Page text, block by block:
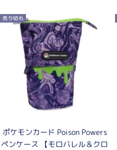
価
格
売り切れ
ポケモンカード Poison Powers
ペンケース 【モロバレル＆クロ